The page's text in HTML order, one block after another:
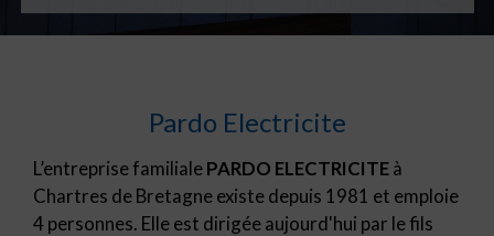
Pardo Electricite
L’entreprise familialePARDO ELECTRICITEà
Chartres de Bretagne existe depuis 1981 et emploie
4 personnes. Elle est dirigée aujourd'hui par le fils